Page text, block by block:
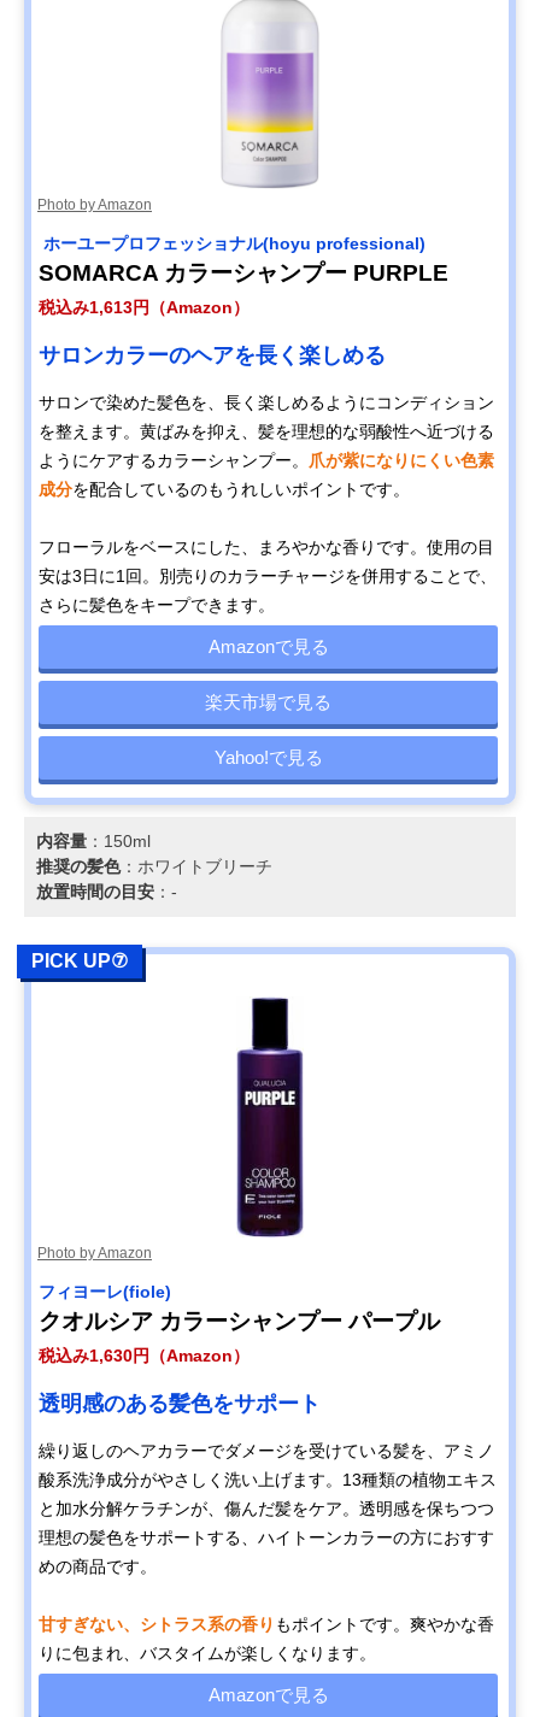
Photo by Amazon
‎ ホーユープロフェッショナル(hoyu professional)
SOMARCA カラーシャンプー PURPLE
税込み1,613円（Amazon）
サロンカラーのヘアを長く楽しめる
サロンで染めた髪色を、長く楽しめるようにコンディション
を整えます。黄ばみを抑え、髪を理想的な弱酸性へ近づける
ようにケアするカラーシャンプー。
爪が紫になりにくい色素
成分を配合しているのもうれしいポイントです。
フローラルをベースにした、まろやかな香りです。使用の目
安は3日に1回。別売りのカラーチャージを併用することで、
さらに髪色をキープできます。
Amazonで見る
楽天市場で見る
Yahoo!で見る
内容量 ：150ml
推奨の髪色：ホワイトブリーチ
放置時間の目安 ：-
PICK UP⑦
Photo by Amazon
フィヨーレ(fiole)
クオルシア カラーシャンプー パープル
税込み1,630円（Amazon）
透明感のある髪色をサポート
繰り返しのヘアカラーでダメージを受けている髪を、アミノ
酸系洗浄成分がやさしく洗い上げます。13種類の植物エキス
と加水分解ケラチンが、傷んだ髪をケア。透明感を保ちつつ
理想の髪色をサポートする、ハイトーンカラーの方におすす
めの商品です。
甘すぎない、シトラス系の香り もポイントです。爽やかな香
りに包まれ、バスタイムが楽しくなります。
Amazonで見る